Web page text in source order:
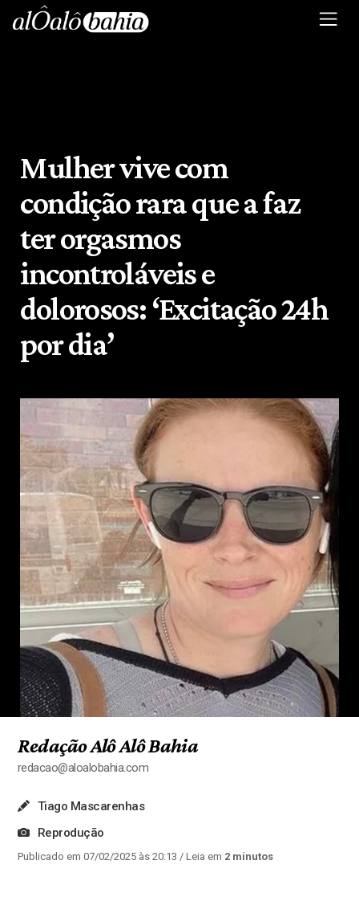
Mulher vive com
condição rara que a faz
ter orgasmos
incontroláveis e
dolorosos: ‘Excitação 24h
por dia’
Redação Alô Alô Bahia
redacao@aloalobahia.com
Tiago Mascarenhas
Reprodução
Publicado em 07/02/2025 às 20:13 / Leia em 2 minutos